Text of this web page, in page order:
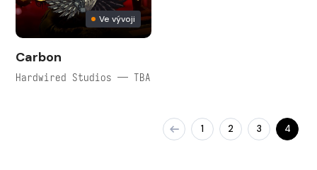
Ve vývoji
Carbon
Hardwired Studios — TBA
1 2 3 4